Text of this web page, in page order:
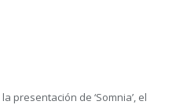
presentación de ‘Somnia’, el